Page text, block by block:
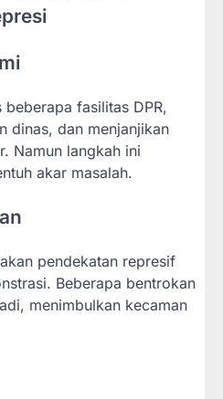
beberapa fasilitas DPR,
dinas, dan menjanjikan
Namun langkah ini
akar masalah.
pendekatan represif
Beberapa bentrokan
menimbulkan kecaman